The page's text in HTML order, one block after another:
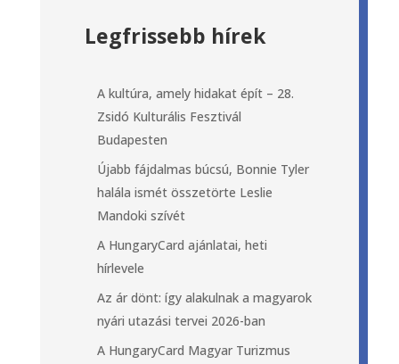
Legfrissebb hírek
A kultúra, amely hidakat épít – 28.
Zsidó Kulturális Fesztivál
Budapesten
Újabb fájdalmas búcsú, Bonnie Tyler
halála ismét összetörte Leslie
Mandoki szívét
A HungaryCard ajánlatai, heti
hírlevele
Az ár dönt: így alakulnak a magyarok
nyári utazási tervei 2026-ban
A HungaryCard Magyar Turizmus